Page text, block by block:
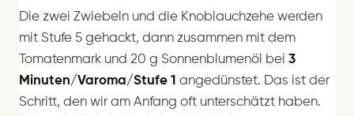
Die zwei Zwiebeln und die Knoblauchzehe werden
mit Stufe 5 gehackt, dann zusammen mit dem
Tomatenmark und 20 g Sonnenblumenöl bei 3
Minuten/Varoma/Stufe 1 angedünstet. Das ist der
Schritt, den wir am Anfang oft unterschätzt haben.